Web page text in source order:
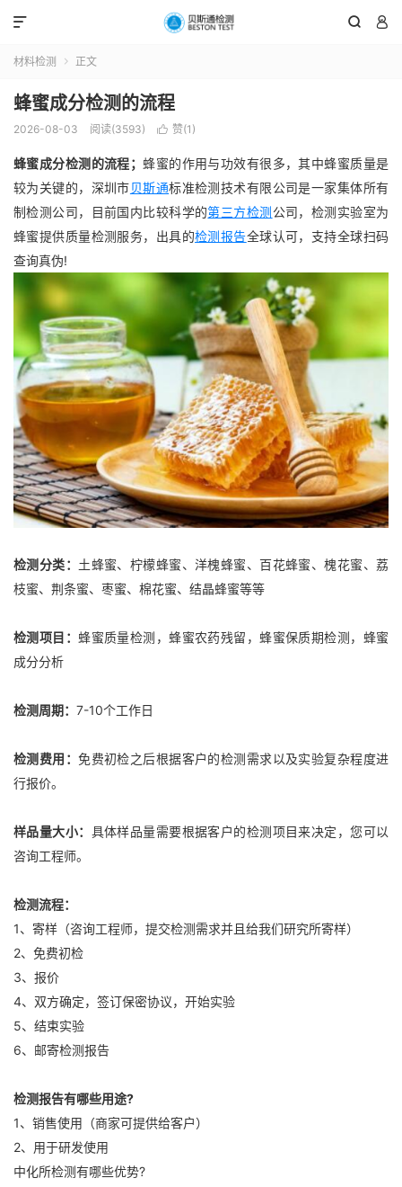
 

材料检测  正文
蜂蜜成分检测的流程
2026-08-03 阅读(3593)  赞(1 )
蜂蜜成分检测的流程； 蜂蜜的作用与功效有很多，其中蜂蜜质量是
较为关键的，深圳市贝斯通标准检测技术有限公司是一家集体所有
制检测公司，目前国内比较科学的第三方检测公司，检测实验室为
蜂蜜提供质量检测服务，出具的检测报告全球认可，支持全球扫码
查询真伪!
检测分类： 土蜂蜜、柠檬蜂蜜、洋槐蜂蜜、百花蜂蜜、槐花蜜、荔
枝蜜、荆条蜜、枣蜜、棉花蜜、结晶蜂蜜等等
检测项目： 蜂蜜质量检测，蜂蜜农药残留，蜂蜜保质期检测，蜂蜜
成分分析
检测周期： 7-10个工作日
检测费用：免费初检之后根据客户的检测需求以及实验复杂程度进
行报价。
样品量大小： 具体样品量需要根据客户的检测项目来决定，您可以
咨询工程师。
检测流程：
1、寄样（咨询工程师，提交检测需求并且给我们研究所寄样）
2、免费初检
3、报价
4、双方确定，签订保密协议，开始实验
5、结束实验
6、邮寄检测报告
检测报告有哪些用途?
1、销售使用（商家可提供给客户）
2、用于研发使用
中化所检测有哪些优势?